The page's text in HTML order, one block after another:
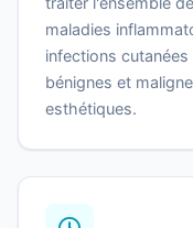
maladies
infections
bénignes et
esthétiques.